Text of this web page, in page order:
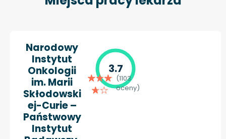
Narodowy
Instytut
Onkologii
im. Marii
Skłodowski
ej-Curie –
Państwowy
Instytut
3.7
(1103
oceny)